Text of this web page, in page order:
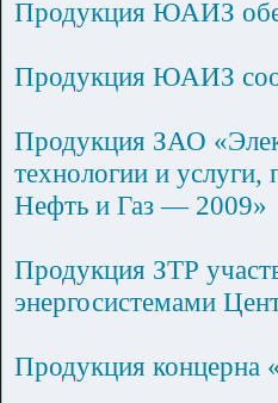
Продукция ЮАИЗ
Продукция ЮАИЗ
Продукция ЗАО
технологии и
Нефть и Газ — 2009»
Продукция ЗТР
энергосистемами
Продукция концерна